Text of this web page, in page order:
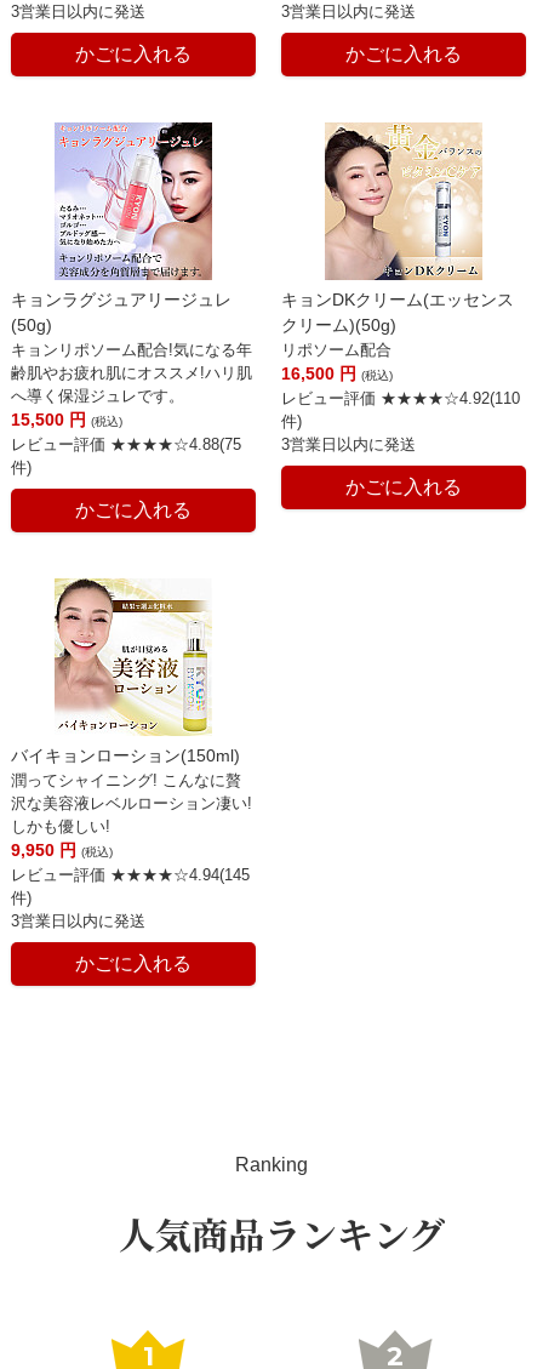
3営業日以内に発送
かごに入れる
3営業日以内に発送
かごに入れる
キョンラグジュアリージュレ
(50g)
キョンリポソーム配合!気になる年
齢肌やお疲れ肌にオススメ!ハリ肌
へ導く保湿ジュレです。
15,500 円 (税込)
レビュー評価 ★★★★☆4.88(75
件)
かごに入れる
キョンDKクリーム(エッセンス
クリーム)(50g)
リポソーム配合
16,500 円(税込)
レビュー評価 ★★★★☆4.92(110
件)
3営業日以内に発送
かごに入れる
バイキョンローション(150ml)
潤ってシャイニング! こんなに贅
沢な美容液レベルローション凄い!
しかも優しい!
9,950 円 (税込)
レビュー評価 ★★★★☆4.94(145
件)
3営業日以内に発送
かごに入れる
Ranking
人気商品ランキング
1 2